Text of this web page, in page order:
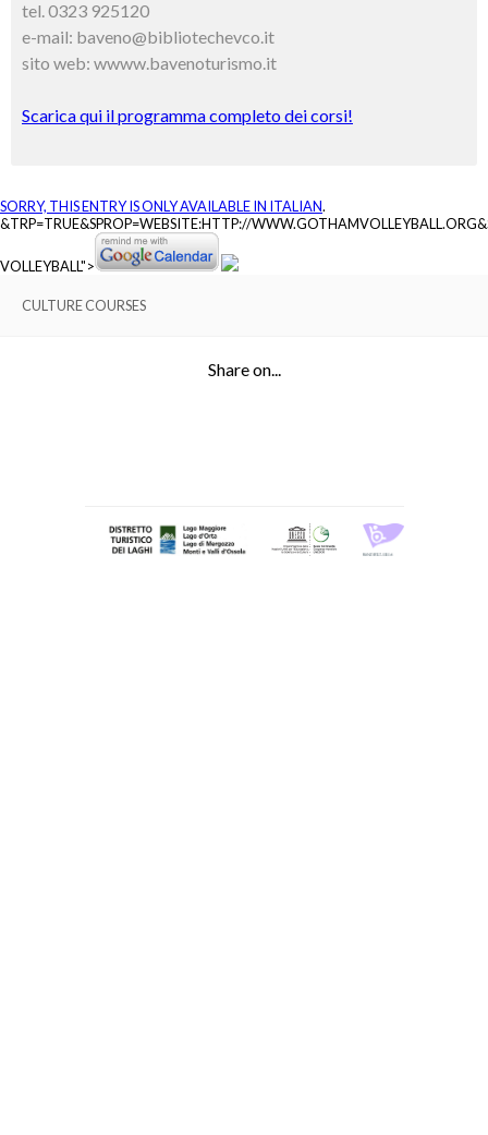
tel. 0323 925120
e-mail: baveno@bibliotechevco.it
sito web: wwww.bavenoturismo.it
Scarica qui il programma completo dei corsi!
SORRY, THIS ENTRY IS ONLY AVAILABLE IN ITALIAN.
&TRP=TRUE&SPROP=WEBSITE:HTTP://
VOLLEYBALL">
CULTURE COURSES
Share on...